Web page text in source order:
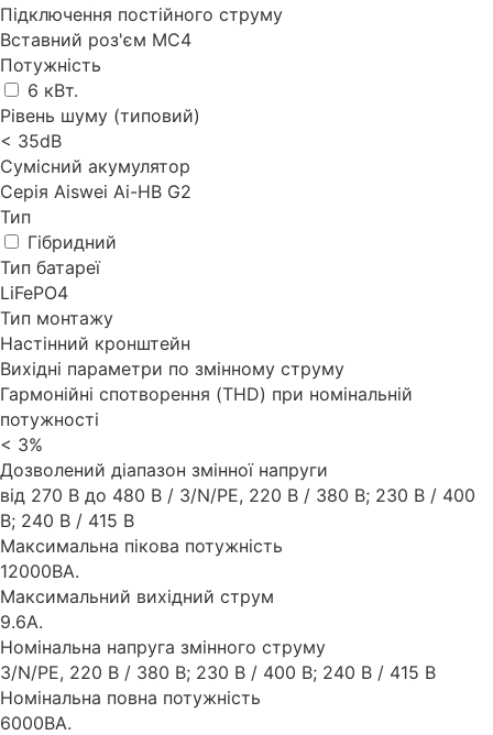
Підключення постійного струму
Вставний роз'єм MC4
Потужність
6 кВт.
Рівень шуму (типовий)
< 35dB
Сумісний акумулятор
Серія Aiswei Ai-HB G2
Тип
Гібридний
Тип батареї
LiFePO4
Тип монтажу
Настінний кронштейн
Вихідні параметри по змінному струму
Гармонійні спотворення (THD) при номінальній
потужності
< 3%
Дозволений діапазон змінної напруги
від 270 В до 480 В / 3/N/PE, 220 В / 380 В; 230 В / 400
В; 240 В / 415 В
Максимальна пікова потужність
12000ВА.
Максимальний вихідний струм
9.6А.
Номінальна напруга змінного струму
3/N/PE, 220 В / 380 В; 230 В / 400 В; 240 В / 415 В
Номінальна повна потужність
6000ВА.